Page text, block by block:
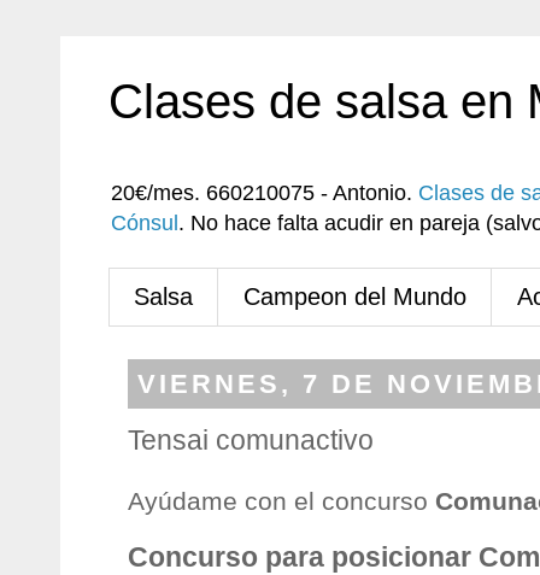
Clases de salsa en
20€/mes. 660210075 - Antonio. Clases de
Cónsul . No hace falta acudir en pareja
Salsa Campeon del Mundo
VIERNES, 7 DE
Tensai comunactivo
Ayúdame con el concurso
Concurso para posicionar